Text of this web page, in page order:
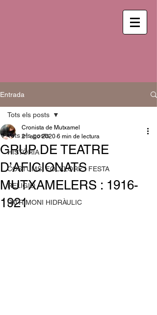
Entrada
Tots els posts
HISTÒRIA
COSTUMS, FOLKLORE I FESTA
RELIGIÓ
PATRIMONI HIDRÀULIC
Tots els posts
GRUP DE TEATRE
D’AFICIONATS
MUTXAMELERS : 1916-
1921
Cronista de Mutxamel
21 ago 2020 6 min de lectura